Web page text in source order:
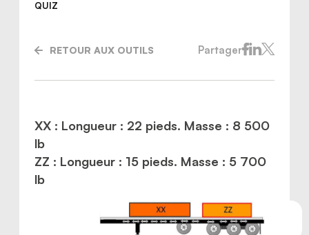
QUIZ
RETOUR AUX OUTILS Partager
XX : Longueur : 22 pieds. Masse : 8 500
lb
ZZ : Longueur : 15 pieds. Masse : 5 700
lb